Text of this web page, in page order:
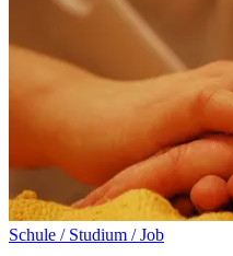
Schule / Studium / Job